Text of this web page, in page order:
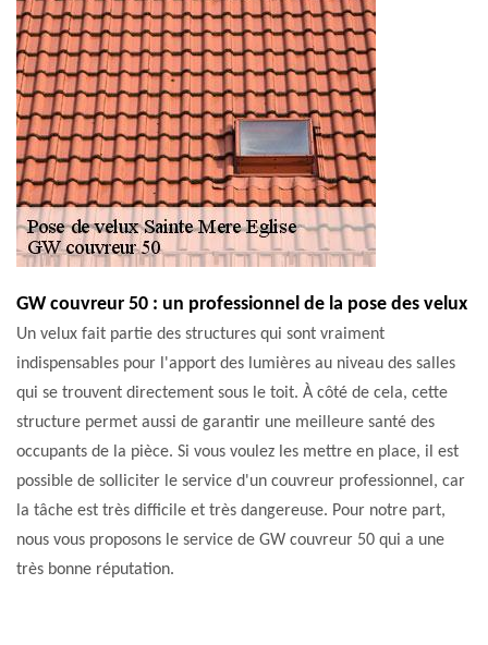
GW couvreur 50 : un professionnel de la pose des velux
Un velux fait partie des structures qui sont vraiment
indispensables pour l'apport des lumières au niveau des salles
qui se trouvent directement sous le toit. À côté de cela, cette
structure permet aussi de garantir une meilleure santé des
occupants de la pièce. Si vous voulez les mettre en place, il est
possible de solliciter le service d'un couvreur professionnel, car
la tâche est très difficile et très dangereuse. Pour notre part,
nous vous proposons le service de GW couvreur 50 qui a une
très bonne réputation.